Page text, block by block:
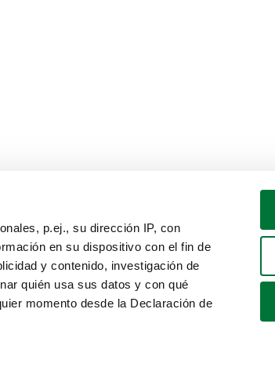
p.ej., su dirección IP, con
en su dispositivo con el fin de
y contenido, investigación de
quién usa sus datos y con qué
momento desde la Declaración de